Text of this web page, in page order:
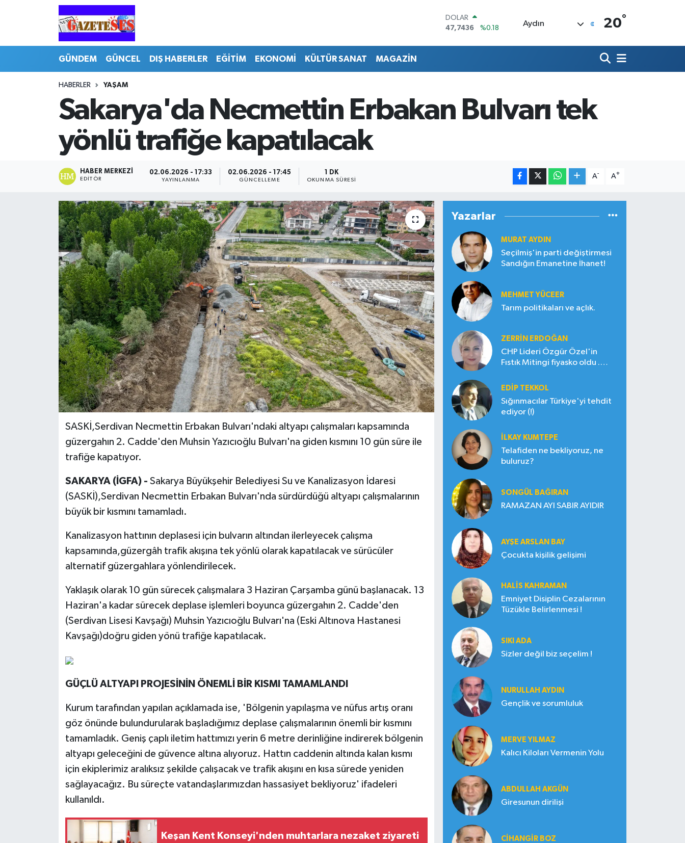
DOLAR
47,7436
%0.18
BİST100
13.779
%-14
BITCOIN
Aydın 20°
GÜNDEM GÜNCEL DIŞ HABERLER EĞİTİM EKONOMİ KÜLTÜR SANAT MAGAZİN
HABERLER YAŞAM
Sakarya'da Necmettin Erbakan Bulvarı tek
yönlü trafiğe kapatılacak
HABER MERKEZI
EDITÖR
02.06.2026 - 17:33
YAYINLANMA
02.06.2026 - 17:45
GÜNCELLEME
1 DK
OKUNMA SÜRESI
A- A+
SASKİ,Serdivan Necmettin Erbakan Bulvarı'ndaki altyapı çalışmaları kapsamında
güzergahın 2. Cadde'den Muhsin Yazıcıoğlu Bulvarı'na giden kısmını 10 gün süre ile
trafiğe kapatıyor.
SAKARYA (İGFA) - Sakarya Büyükşehir Belediyesi Su ve Kanalizasyon İdaresi
(SASKİ),Serdivan Necmettin Erbakan Bulvarı'nda sürdürdüğü altyapı çalışmalarının
büyük bir kısmını tamamladı.
Kanalizasyon hattının deplasesi için bulvarın altından ilerleyecek çalışma
kapsamında,güzergâh trafik akışına tek yönlü olarak kapatılacak ve sürücüler
alternatif güzergahlara yönlendirilecek.
Yaklaşık olarak 10 gün sürecek çalışmalara 3 Haziran Çarşamba günü başlanacak. 13
Haziran'a kadar sürecek deplase işlemleri boyunca güzergahın 2. Cadde'den
(Serdivan Lisesi Kavşağı) Muhsin Yazıcıoğlu Bulvarı'na (Eski Altınova Hastanesi
Kavşağı)doğru giden yönü trafiğe kapatılacak.
GÜÇLÜ ALTYAPI PROJESİNİN ÖNEMLİ BİR KISMI TAMAMLANDI
Kurum tarafından yapılan açıklamada ise, 'Bölgenin yapılaşma ve nüfus artış oranı
göz önünde bulundurularak başladığımız deplase çalışmalarının önemli bir kısmını
tamamladık. Geniş çaplı iletim hattımızı yerin 6 metre derinliğine indirerek bölgenin
altyapı geleceğini de güvence altına alıyoruz. Hattın caddenin altında kalan kısmı
için ekiplerimiz aralıksız şekilde çalışacak ve trafik akışını en kısa sürede yeniden
sağlayacağız. Bu süreçte vatandaşlarımızdan hassasiyet bekliyoruz' ifadeleri
kullanıldı.
Keşan Kent Konseyi'nden muhtarlara nezaket ziyareti
Yazarlar
MURAT AYDIN
Seçilmiş'in parti değiştirmesi
Sandığın Emanetine İhanet!
MEHMET YÜCEER
Tarım politikaları ve açlık.
ZERRIN ERDOĞAN
CHP Lideri Özgür Özel'in
Fıstık Mitingi fiyasko oldu .
EDIP TEKKOL
Sığınmacılar Türkiye'yi tehdit
ediyor (!)
İLKAY KUMTEPE
Telafiden ne bekliyoruz, ne
buluruz?
SONGÜL BAĞIRAN
RAMAZAN AYI SABIR AYIDIR
AYŞE ARSLAN BAY
Çocukta kişilik gelişimi
HALIS KAHRAMAN
Emniyet Disiplin Cezalarının
Tüzükle Belirlenmesi !
SIKI ADA
Sizler değil biz seçelim !
NURULLAH AYDIN
Gençlik ve sorumluluk
MERVE YILMAZ
Kalıcı Kiloları Vermenin Yolu
ABDULLAH AKGÜN
Giresunun dirilişi
CIHANGIR BOZ